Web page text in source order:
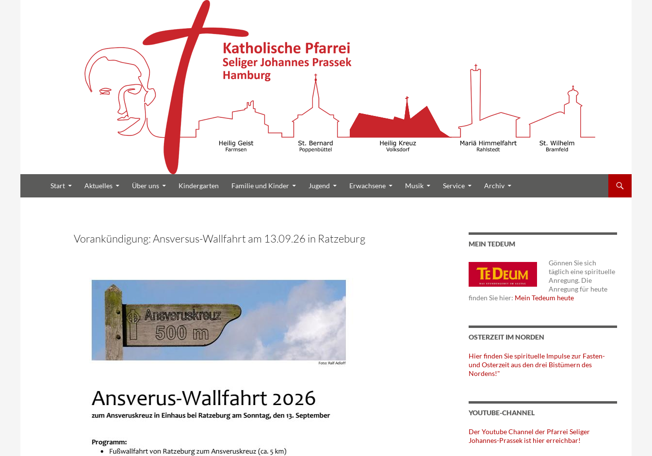
Heilig Kreuz Volksdorf
Start Aktuelles Über uns Kindergarten Familie und Kinder Jugend Erwachsene Musik Service Archiv
Vorankündigung: Ansversus-Wallfahrt am 13.09.26 in Ratzeburg MEIN TEDEUM
Gönnen Sie sich
täglich eine spirituelle
Anregung. Die
Anregung für heute
finden Sie hier: Mein Tedeum heute
OSTERZEIT IM NORDEN
Hier finden Sie spirituelle Impulse zur Fasten-
und Osterzeit aus den drei Bistümern des
Nordens!"
YOUTUBE-CHANNEL
Der Youtube Channel der Pfarrei Seliger
Johannes-Prassek ist hier erreichbar!